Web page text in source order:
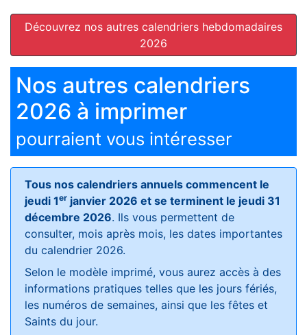
Découvrez nos autres calendriers hebdomadaires
2026
Nos autres calendriers
2026 à imprimer
pourraient vous intéresser
Tous nos calendriers annuels commencent le
jeudi 1er janvier 2026 et se terminent le jeudi 31
décembre 2026. Ils vous permettent de
consulter, mois après mois, les dates importantes
du calendrier 2026.
Selon le modèle imprimé, vous aurez accès à des
informations pratiques telles que les jours fériés,
les numéros de semaines, ainsi que les fêtes et
Saints du jour.